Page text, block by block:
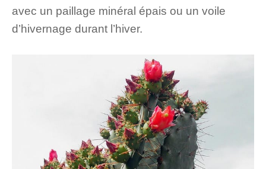
avec un paillage minéral épais ou un voile
d’hivernage durant l’hiver.